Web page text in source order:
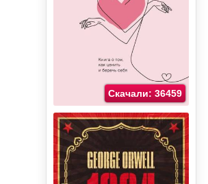
Скачали: 36459